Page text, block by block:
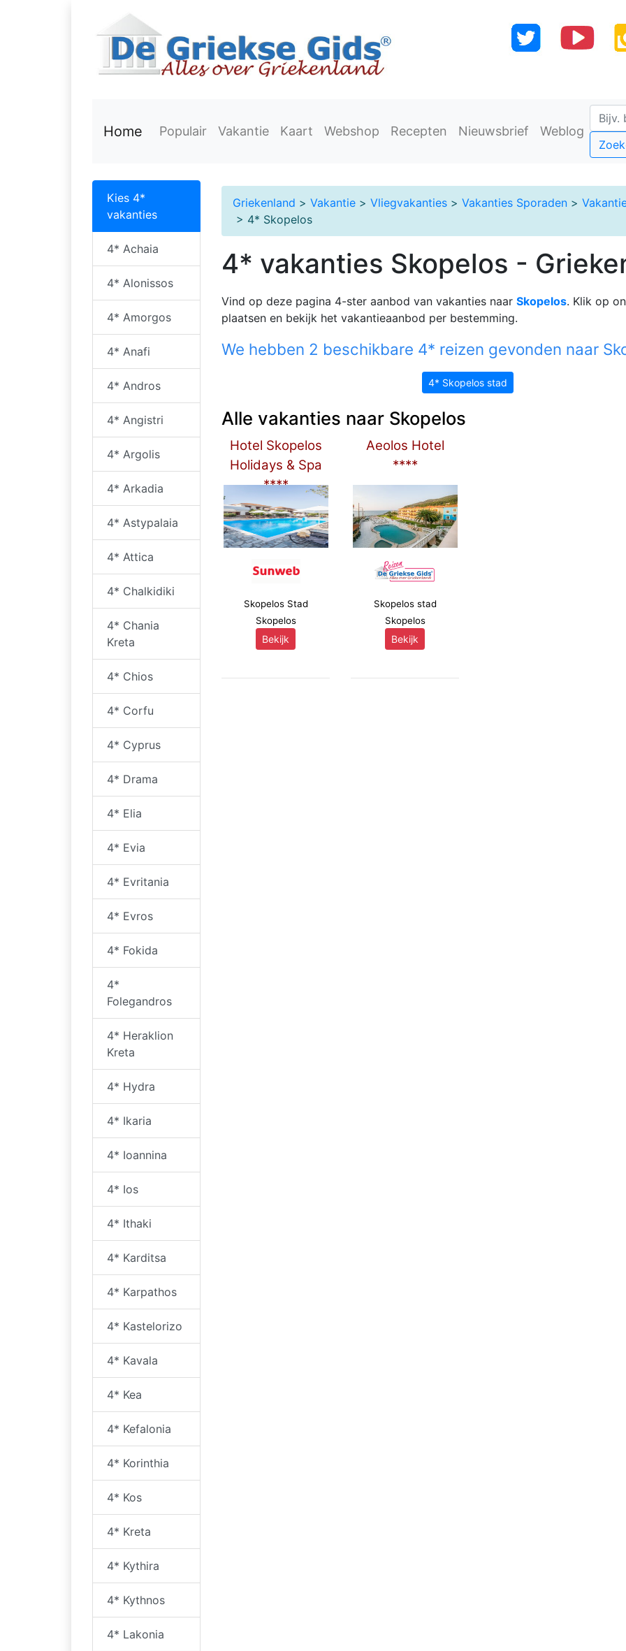
Home Populair Vakantie Kaart Webshop Recepten Nieuwsbrief Weblog
Kies 4*
vakanties
4* Achaia
4* Alonissos
4* Amorgos
4* Anafi
4* Andros
4* Angistri
4* Argolis
4* Arkadia
4* Astypalaia
4* Attica
4* Chalkidiki
4* Chania
Kreta
4* Chios
4* Corfu
4* Cyprus
4* Drama
4* Elia
4* Evia
4* Evritania
4* Evros
4* Fokida
4*
Folegandros
4* Heraklion
Kreta
4* Hydra
4* Ikaria
4* Ioannina
4* Ios
4* Ithaki
4* Karditsa
4* Karpathos
4* Kastelorizo
4* Kavala
4* Kea
4* Kefalonia
4* Korinthia
4* Kos
4* Kreta
4* Kythira
4* Kythnos
4* Lakonia
Griekenland > Vakantie > Vliegvakanties > Vakanties Sporaden >
> 4* Skopelos
4* vakanties Skopelos -
Vind op deze pagina 4-ster aanbod van vakanties naar Skopelos. Klik op
plaatsen en bekijk het vakantieaanbod per bestemming.
We hebben 2 beschikbare 4* reizen gevonden naar
4* Skopelos stad
Alle vakanties naar Skopelos
Hotel Skopelos
Holidays & Spa
****
Skopelos Stad
Skopelos
Bekijk
Aeolos Hotel
****
Skopelos stad
Skopelos
Bekijk